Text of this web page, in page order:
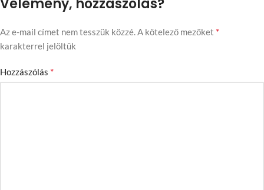
Vélemény, hozzászólás?
Az e-mail címet nem tesszük közzé.A kötelező mezőket *
karakterrel jelöltük
Hozzászólás *